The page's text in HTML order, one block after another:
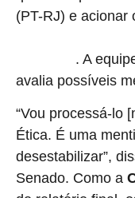
(PT-RJ) e acionar
. A
avalia possíveis
“Vou processá-lo
Ética. É uma
desestabilizar”,
Senado. Como a